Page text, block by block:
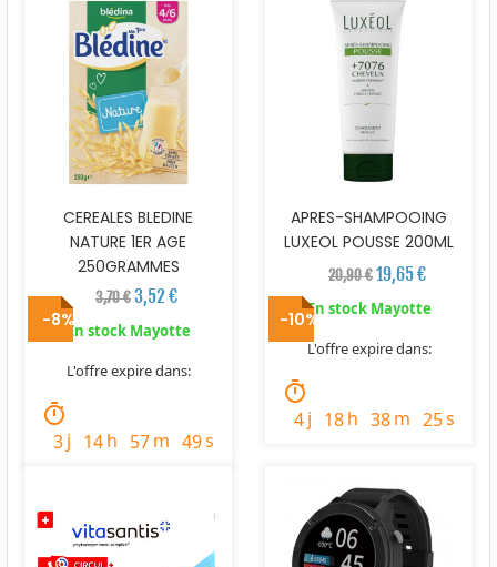
CEREALES BLEDINE
NATURE 1ER AGE
250GRAMMES
3,70 €3,52 €
En stock Mayotte
L'offre expire dans:
timer
3j 14h 57m 48s
APRES-SHAMPOOING
LUXEOL POUSSE 200ML
20,90 €19,65 €
En stock Mayotte
L'offre expire dans:
timer
4j 18h 38m 24s
-8% -10%